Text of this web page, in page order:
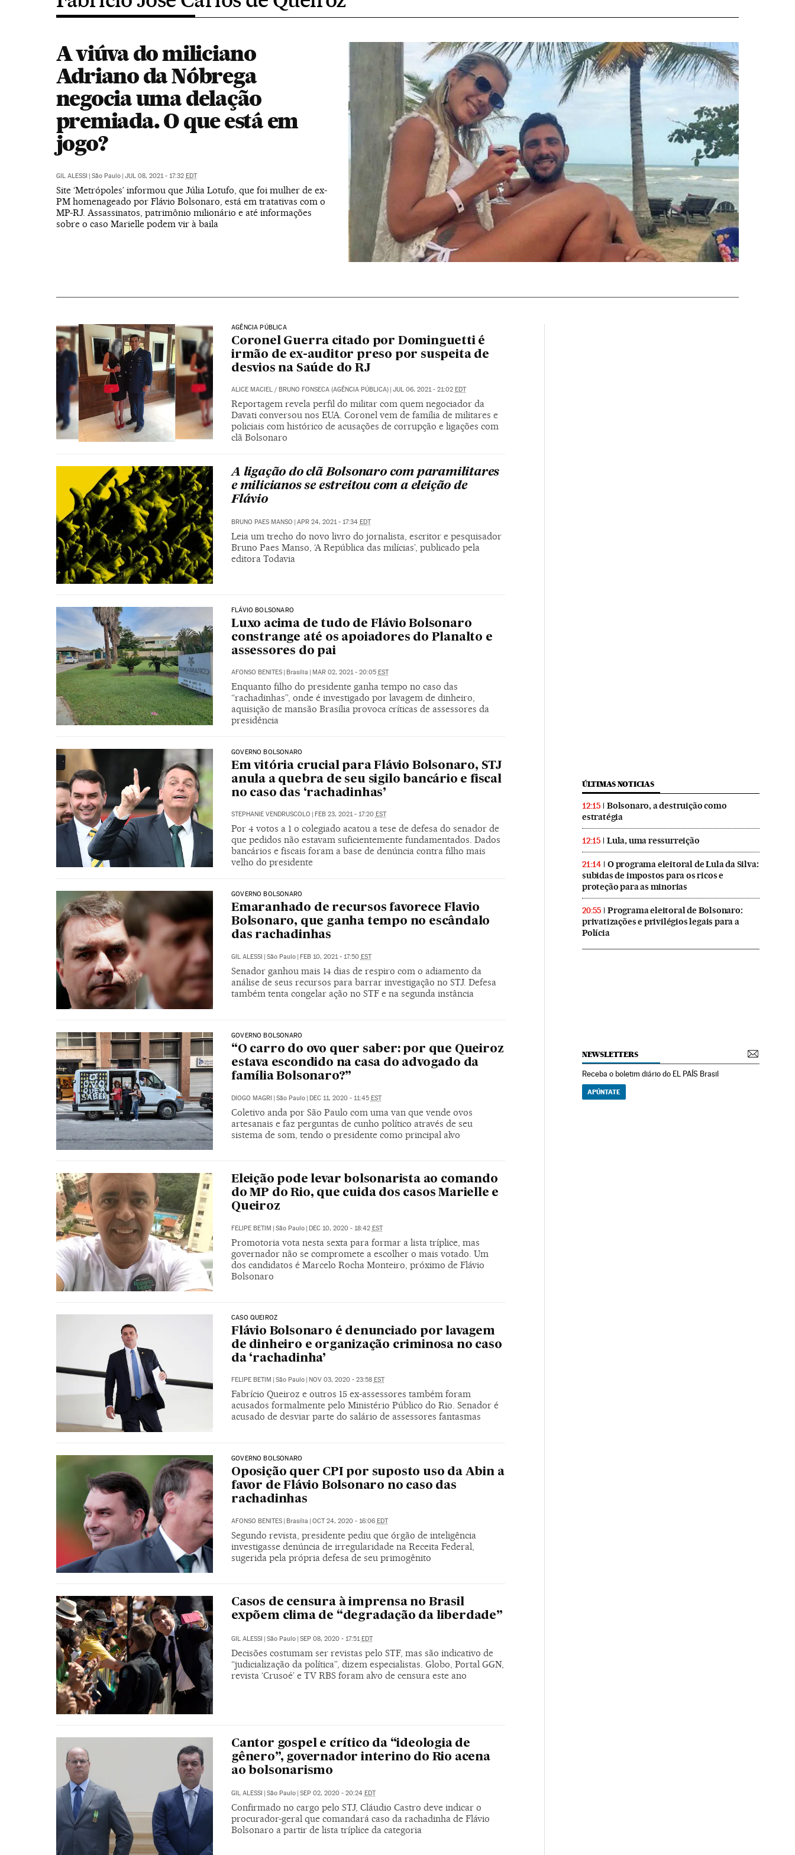
A viúva do miliciano
Adriano da Nóbrega
negocia uma delação
premiada. O que está em
jogo?
GIL ALESSI | São Paulo | JUL 08, 2021 - 17:32 EDT
Site ‘Metrópoles’ informou que Júlia Lotufo, que foi mulher de ex-
PM homenageado por Flávio Bolsonaro, está em tratativas com o
MP-RJ. Assassinatos, patrimônio milionário e até informações
sobre o caso Marielle podem vir à baila
AGÊNCIA PÚBLICA
Coronel Guerra citado por Dominguetti é
irmão de ex-auditor preso por suspeita de
desvios na Saúde do RJ
ALICE MACIEL / BRUNO FONSECA (AGÊNCIA PÚBLICA) | JUL 06, 2021 - 21:02 EDT
Reportagem revela perfil do militar com quem negociador da
Davati conversou nos EUA. Coronel vem de família de militares e
policiais com histórico de acusações de corrupção e ligações com
clã Bolsonaro
A ligação do clã Bolsonaro com paramilitares
e milicianos se estreitou com a eleição de
Flávio
BRUNO PAES MANSO | APR 24, 2021 - 17:34 EDT
Leia um trecho do novo livro do jornalista, escritor e pesquisador
Bruno Paes Manso, ‘A República das milícias’, publicado pela
editora Todavia
FLÁVIO BOLSONARO
Luxo acima de tudo de Flávio Bolsonaro
constrange até os apoiadores do Planalto e
assessores do pai
AFONSO BENITES Brasília MAR 02, 2021 - 20:05 EST
Enquanto filho do presidente ganha tempo no caso das
“rachadinhas”, onde é investigado por lavagem de dinheiro,
aquisição de mansão Brasília provoca críticas de assessores da
presidência
GOVERNO BOLSONARO
Em vitória crucial para Flávio Bolsonaro, STJ
anula a quebra de seu sigilo bancário e fiscal
no caso das ‘rachadinhas’
STEPHANIE VENDRUSCOLO FEB 23, 2021 - 17:20 EST
Por 4 votos a 1 o colegiado acatou a tese de defesa do senador de
que pedidos não estavam suficientemente fundamentados. Dados
bancários e fiscais foram a base de denúncia contra filho mais
velho do presidente
GOVERNO BOLSONARO
Emaranhado de recursos favorece Flavio
Bolsonaro, que ganha tempo no escândalo
das rachadinhas
GIL ALESSI São Paulo FEB 10, 2021 - 17:50 EST
Senador ganhou mais 14 dias de respiro com o adiamento da
análise de seus recursos para barrar investigação no STJ. Defesa
também tenta congelar ação no STF e na segunda instância
GOVERNO BOLSONARO
“O carro do ovo quer saber: por que Queiroz
estava escondido na casa do advogado da
família Bolsonaro?”
DIOGO MAGRI | São Paulo | DEC 11, 2020 - 11:45 EST
Coletivo anda por São Paulo com uma van que vende ovos
artesanais e faz perguntas de cunho político através de seu
sistema de som, tendo o presidente como principal alvo
Eleição pode levar bolsonarista ao comando
do MP do Rio, que cuida dos casos Marielle e
Queiroz
FELIPE BETIM | São Paulo | DEC 10, 2020 - 18:42 EST
Promotoria vota nesta sexta para formar a lista tríplice, mas
governador não se compromete a escolher o mais votado. Um
dos candidatos é Marcelo Rocha Monteiro, próximo de Flávio
Bolsonaro
CASO QUEIROZ
Flávio Bolsonaro é denunciado por lavagem
de dinheiro e organização criminosa no caso
da ‘rachadinha’
FELIPE BETIM São Paulo NOV 03, 2020 - 23:58 EST
Fabrício Queiroz e outros 15 ex-assessores também foram
acusados formalmente pelo Ministério Público do Rio. Senador é
acusado de desviar parte do salário de assessores fantasmas
GOVERNO BOLSONARO
Oposição quer CPI por suposto uso da Abin a
favor de Flávio Bolsonaro no caso das
rachadinhas
AFONSO BENITES | Brasília | OCT 24, 2020 - 16:06 EDT
Segundo revista, presidente pediu que órgão de inteligência
investigasse denúncia de irregularidade na Receita Federal,
sugerida pela própria defesa de seu primogênito
Casos de censura à imprensa no Brasil
expõem clima de “degradação da liberdade”
GIL ALESSI São Paulo SEP 08, 2020 - 17:51 EDT
Decisões costumam ser revistas pelo STF, mas são indicativo de
“judicialização da política”, dizem especialistas. Globo, Portal GGN,
revista ‘Crusoé’ e TV RBS foram alvo de censura este ano
Cantor gospel e crítico da “ideologia de
gênero”, governador interino do Rio acena
ao bolsonarismo
GIL ALESSI | São Paulo | SEP 02, 2020 - 20:24 EDT
Confirmado no cargo pelo STJ, Cláudio Castro deve indicar o
procurador-geral que comandará caso da rachadinha de Flávio
Bolsonaro a partir de lista tríplice da categoria
ÚLTIMAS NOTICIAS
12:15
Bolsonaro, a destruição como
estratégia
12:15 Lula, uma ressurreição
21:14
O programa eleitoral de Lula da Silva:
subidas de impostos para os ricos e
proteção para as minorias
20:55
Programa eleitoral de Bolsonaro:
privatizações e privilégios legais para a
Polícia
NEWSLETTERS
Receba o boletim diário do EL PAÍS Brasil
APÚNTATE